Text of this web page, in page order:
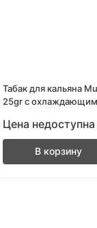
Табак для кальяна
25gr с
Цена недоступна
В корзину